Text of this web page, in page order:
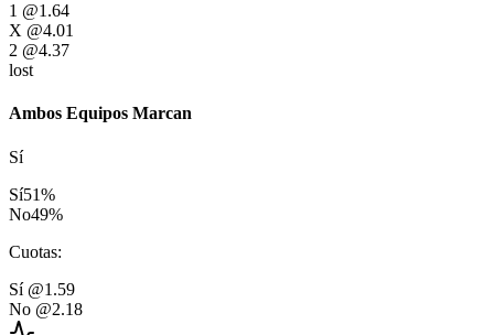
1 @1.64
X @4.01
2 @4.37
lost
Ambos Equipos Marcan
Sí
Sí51%
No49%
Cuotas:
Sí @1.59
No @2.18